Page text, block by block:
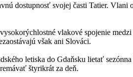
dostupnosť svojej časti Tatier.
vlakové spojenie
však ani Slováci.
letiska do Gdaňsku lietať
štyrikrát za deň.